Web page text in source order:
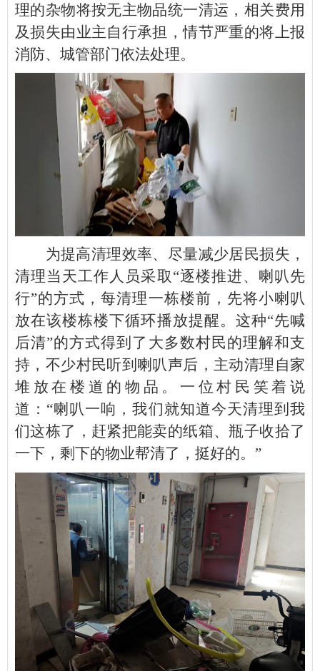
理的杂物将按无主物品统一清运，相关费用
及损失由业主自行承担，情节严重的将上报
消防、城管部门依法处理。
为提高清理效率、尽量减少居民损失，
清理当天工作人员采取“逐楼推进、喇叭先
行”的方式，每清理一栋楼前，先将小喇叭
放在该楼栋楼下循环播放提醒。这种“先喊
后清”的方式得到了大多数村民的理解和支
持，不少村民听到喇叭声后，主动清理自家
堆放在楼道的物品。一位村民笑着说
道：“喇叭一响，我们就知道今天清理到我
们这栋了，赶紧把能卖的纸箱、瓶子收拾了
一下，剩下的物业帮清了，挺好的。”